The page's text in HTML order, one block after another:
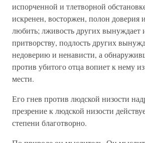
испорченной и тлетворной
искренен, восторжен, полон доверия
любить; лживость других вынуждает
притворству, подлость других
недоверию и ненависти, а
против убитого отца вопиет к нему
мести.
Его гнев против людской низости
презрение к людской низости
степени благотворно.